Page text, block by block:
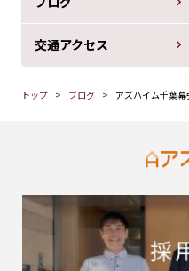
交通アクセス
トップ ブログ アズハイム千葉